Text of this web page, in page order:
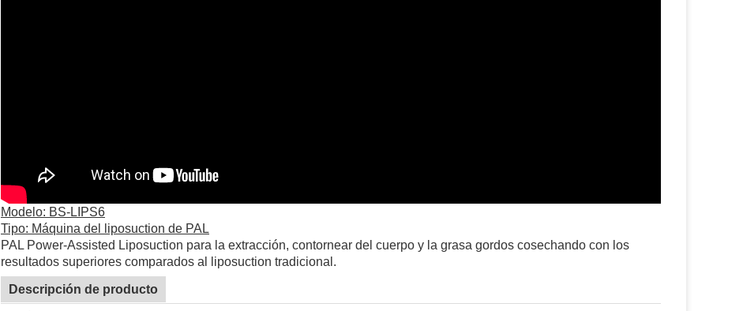
Modelo: BS-LIPS6
Tipo: Máquina del liposuction de PAL
PAL Power-Assisted Liposuction para la extracción, contornear del cuerpo y la grasa gordos cosechando con los
resultados superiores comparados al liposuction tradicional.
Descripción de producto